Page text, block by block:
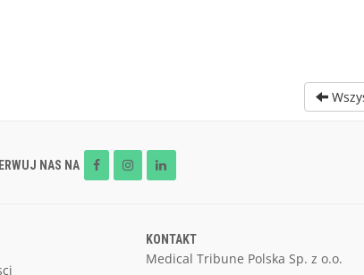
NAS NA
KONTAKT
Medical Tribune Polska Sp. z o.o.